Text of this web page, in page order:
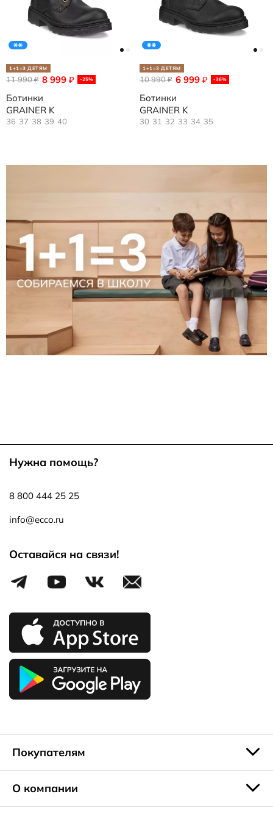
1+1=3 ДЕТЯМ
8 999 ₽ -25%
11 990₽
Ботинки
GRAINER K
36 37 38 39 40
1+1=3 ДЕТЯМ
6 999 ₽ -36%
10 990₽
Ботинки
GRAINER K
30 31 32 33 34 35
Нужна помощь?
8 800 444 25 25
info@ecco.ru
Оставайся на связи!
Покупателям
О компании